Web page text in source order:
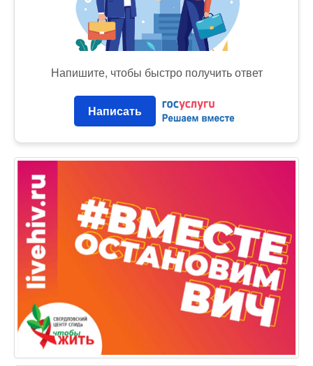
Напишите, чтобы быстро получить ответ
Написать